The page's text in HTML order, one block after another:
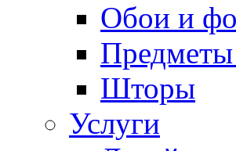
Обои и
Предметы
Шторы
Услуги